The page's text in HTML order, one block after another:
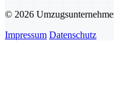
© 2026
Impressum Datenschutz